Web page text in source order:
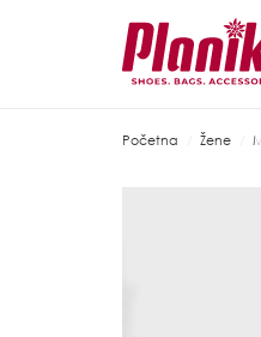
Početna Žene